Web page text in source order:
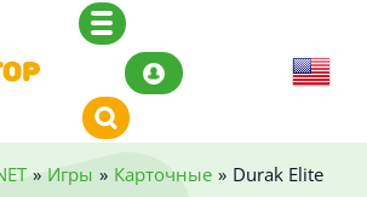
» Игры » Карточные » Durak Elite